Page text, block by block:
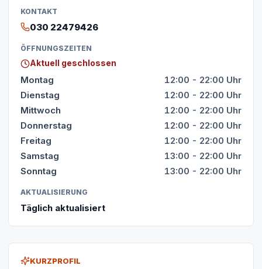
KURZPROFIL
KONTAKT
030 22479426
ÖFFNUNGSZEITEN
Aktuell geschlossen
Montag
12:00 - 22:00 Uhr
Dienstag
12:00 - 22:00 Uhr
Mittwoch
12:00 - 22:00 Uhr
Donnerstag
12:00 - 22:00 Uhr
Freitag
12:00 - 22:00 Uhr
Samstag
13:00 - 22:00 Uhr
Sonntag
13:00 - 22:00 Uhr
AKTUALISIERUNG
Täglich aktualisiert